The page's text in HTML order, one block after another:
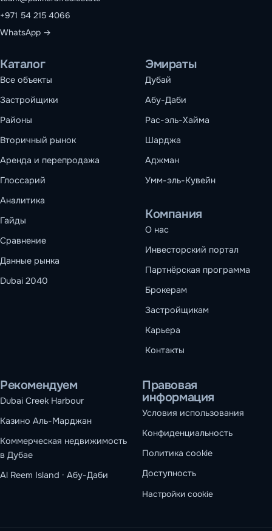
+971 54 215 4066
WhatsApp →
Каталог
Все объекты
Застройщики
Районы
Вторичный рынок
Аренда и перепродажа
Глоссарий
Аналитика
Гайды
Сравнение
Данные рынка
Dubai 2040
Эмираты
Дубай
Абу-Даби
Рас-эль-Хайма
Шарджа
Аджман
Умм-эль-Кувейн
Компания
О нас
Инвесторский портал
Партнёрская программа
Брокерам
Застройщикам
Карьера
Контакты
Рекомендуем
Dubai Creek Harbour
Казино Аль-Марджан
Коммерческая недвижимость
в Дубае
Al Reem Island · Абу-Даби
Правовая
информация
Условия использования
Конфиденциальность
Политика cookie
Доступность
Настройки cookie